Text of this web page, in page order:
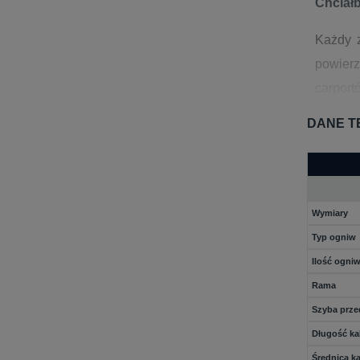
Każdy
2
DANE
Wymiary
Typ ogniw
Ilość ogniw
Rama
Szyba
Długość
Średnica